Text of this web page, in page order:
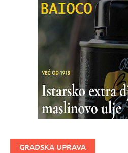
GRADSKA UPRAVA